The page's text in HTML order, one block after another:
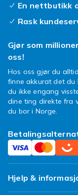
hjelper vi deg
Som tidligere
bra å ha en
ikke
til Sony
telefonen din
den er i
om ikke det
Xperia mer
smekk, rett
En nettbutikk
Rask
Gjør som
oss!
Hos oss gjør du
finne akkurat det du
du ikke engang
dine ting direkte fra
du bor i Norge.
Hjelp &